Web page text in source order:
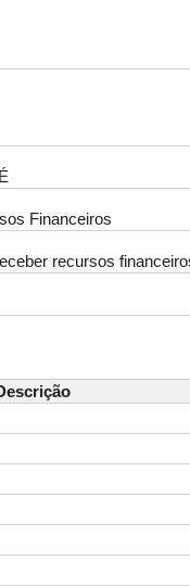
Financeiros
recursos